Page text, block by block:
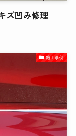
ズ凹み修理
施工事例